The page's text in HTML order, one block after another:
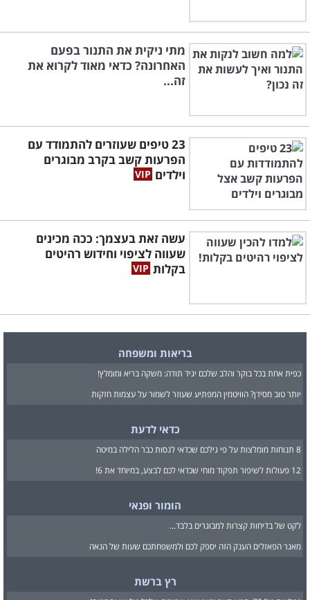
מתי ניקית את התנור בפעם
האחרונה? כדאי מאוד לקרוא את
זה...
23 טיפים שעוזרים להתמודד עם
הפרעות קשב בקרב מבוגרים
וילדים
עשה זאת בעצמך: ככה מכינים
שעווה לציפוי וחידוש רהיטים
בקלות
בריאות ומשפחה
כפית אחת בכל בוקר והלב שלכם יגיד תודה: משקה בריא ומומלץ!
יותר טוב מסידן? הוויטמין המפתיע שעוזר לשמור על עצמות חזקות
כדאי לדעת
8 תנוחות מומלצות על פי גילכם שכדאי לנסות כבר הלילה במיטה
12 פעולות לשיפור תפקוד מוחי שכדאי לכם לבצע, במיוחד את 6!
הומור ופנאי
לקט של בדיחות קצרות למבוגרים בלבד...
מאגר הפאזלים הענק הזה יספק לכם ולמשפחתכם שעות של הנאה
רץ ברשת